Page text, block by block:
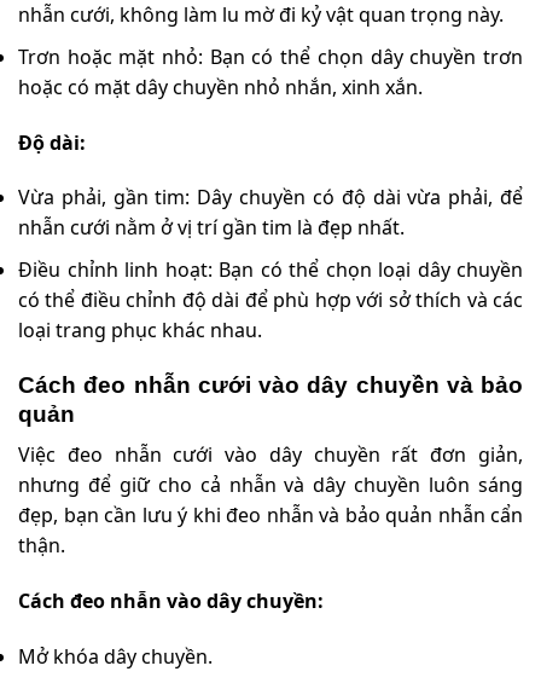
nhẫn cưới, không làm lu mờ đi kỷ vật quan trọng này.
Trơn hoặc mặt nhỏ: Bạn có thể chọn dây chuyền trơn
hoặc có mặt dây chuyền nhỏ nhắn, xinh xắn.
Độ dài:
Vừa phải, gần tim: Dây chuyền có độ dài vừa phải, để
nhẫn cưới nằm ở vị trí gần tim là đẹp nhất.
Điều chỉnh linh hoạt: Bạn có thể chọn loại dây chuyền
có thể điều chỉnh độ dài để phù hợp với sở thích và các
loại trang phục khác nhau.
Cách đeo nhẫn cưới vào dây chuyền và bảo
quản
Việc đeo nhẫn cưới vào dây chuyền rất đơn giản,
nhưng để giữ cho cả nhẫn và dây chuyền luôn sáng
đẹp, bạn cần lưu ý khi đeo nhẫn và bảo quản nhẫn cẩn
thận.
Cách đeo nhẫn vào dây chuyền:
Mở khóa dây chuyền.